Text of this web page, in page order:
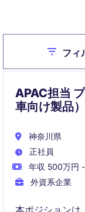
Closeフィ
APAC担当
車向け製品）
神奈川県
正社員
年収 500万円
外資系企業
本ポジションは